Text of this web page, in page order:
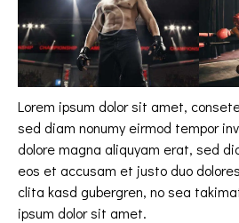
Lorem ipsum dolor sit amet,
sed diam nonumy eirmod tempor
dolore magna aliquyam erat, sed
eos et accusam et justo duo
clita kasd gubergren, no sea
ipsum dolor sit amet.